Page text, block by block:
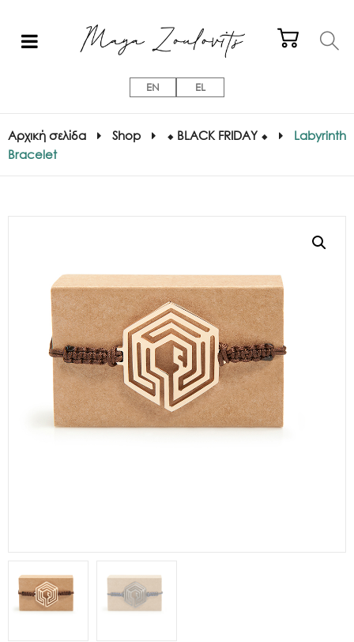
EN EL
Αρχική σελίδα Shop ⬥ BLACK FRIDAY ⬥
Labyrinth
Bracelet